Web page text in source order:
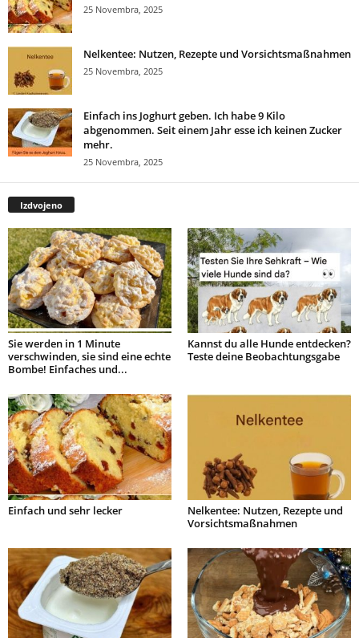
25 Novembra, 2025
Nelkentee: Nutzen, Rezepte und Vorsichtsmaßnahmen
25 Novembra, 2025
Einfach ins Joghurt geben. Ich habe 9 Kilo
abgenommen. Seit einem Jahr esse ich keinen Zucker
mehr.
25 Novembra, 2025
Izdvojeno
Sie werden in 1 Minute
verschwinden, sie sind eine echte
Bombe! Einfaches und...
Kannst du alle Hunde entdecken?
Teste deine Beobachtungsgabe
Einfach und sehr lecker
Nelkentee: Nutzen, Rezepte und
Vorsichtsmaßnahmen